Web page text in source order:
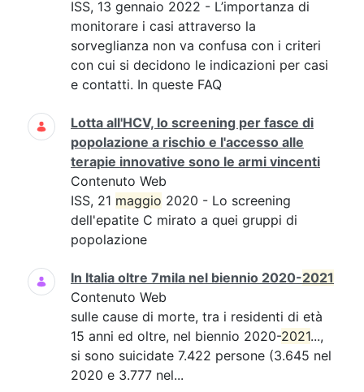
ISS, 13 gennaio 2022 - L’importanza di
monitorare i casi attraverso la
sorveglianza non va confusa con i criteri
con cui si decidono le indicazioni per casi
e contatti. In queste FAQ
Lotta all'HCV, lo screening per fasce di
popolazione a rischio e l'accesso alle
terapie innovative sono le armi vincenti
Contenuto Web
ISS, 21 maggio 2020 - Lo screening
dell'epatite C mirato a quei gruppi di
popolazione
In Italia oltre 7mila nel biennio 2020-2021
Contenuto Web
sulle cause di morte, tra i residenti di età
15 anni ed oltre, nel biennio 2020-2021...,
si sono suicidate 7.422 persone (3.645 nel
2020 e 3.777 nel...